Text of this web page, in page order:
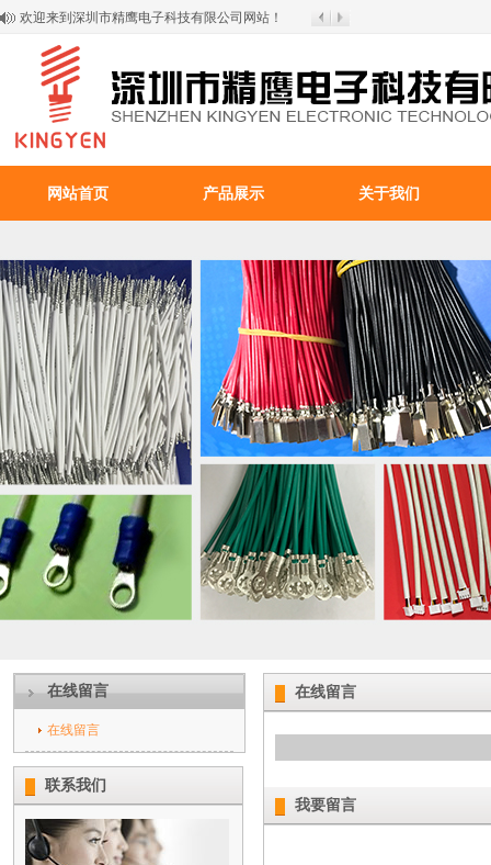
欢迎来到深圳市精鹰电子科技有限公司网站！
网站首页 产品展示 关于我们
百叶窗图片
在线留言
在线留言
联系我们
在线留言
我要留言